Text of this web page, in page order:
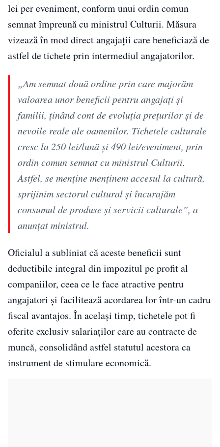
lei per eveniment, conform unui ordin comun
semnat împreună cu ministrul Culturii. Măsura
vizează în mod direct angajații care beneficiază de
astfel de tichete prin intermediul angajatorilor.
„Am semnat două ordine prin care majorăm
valoarea unor beneficii pentru angajaţi şi
familii, ţinând cont de evoluţia preţurilor şi de
nevoile reale ale oamenilor. Tichetele culturale
cresc la 250 lei/lună şi 490 lei/eveniment, prin
ordin comun semnat cu ministrul Culturii.
Astfel, se menţine menţinem accesul la cultură,
sprijinim sectorul cultural şi încurajăm
consumul de produse şi servicii culturale”, a
anunțat ministrul.
Oficialul a subliniat că aceste beneficii sunt
deductibile integral din impozitul pe profit al
companiilor, ceea ce le face atractive pentru
angajatori și facilitează acordarea lor într-un cadru
fiscal avantajos. În același timp, tichetele pot fi
oferite exclusiv salariaților care au contracte de
muncă, consolidând astfel statutul acestora ca
instrument de stimulare economică.